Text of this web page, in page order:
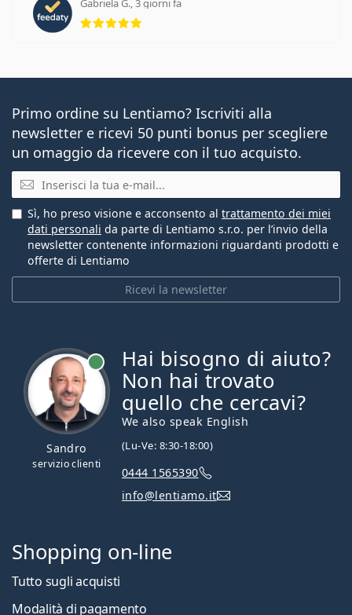
Gabriela G., 3 giorni fa
valutazione 5 di 5
Primo ordine su Lentiamo? Iscriviti alla
newsletter e ricevi 50 punti bonus per scegliere
un omaggio da ricevere con il tuo acquisto.
E-mail
Ricevi la newsletter
Sì, ho preso visione e acconsento al trattamento dei miei
dati personali da parte di Lentiamo s.r.o. per l’invio della
newsletter contenente informazioni riguardanti prodotti e
offerte di Lentiamo
Sandro
servizio clienti
Hai bisogno di aiuto?
Non hai trovato
quello che cercavi?
We also speak English
(Lu-Ve: 8:30-18:00)
0444 1565390
info@lentiamo.it
Shopping on-line
Tutto sugli acquisti
Modalità di pagamento